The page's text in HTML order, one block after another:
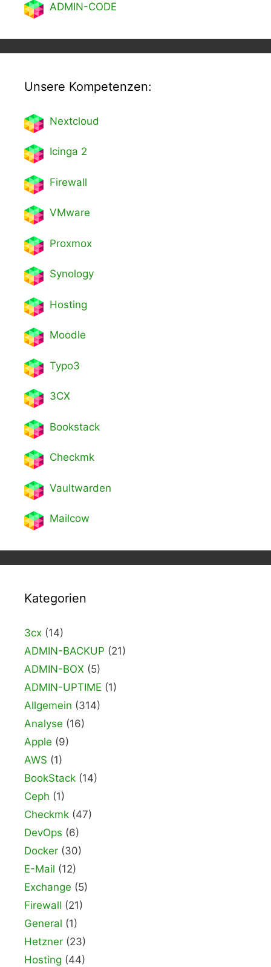
ADMIN-CODE
Unsere Kompetenzen:
Nextcloud
Icinga 2
Firewall
VMware
Proxmox
Synology
Hosting
Moodle
Typo3
3CX
Bookstack
Checkmk
Vaultwarden
Mailcow
Kategorien
3cx (14)
ADMIN-BACKUP (21)
ADMIN-BOX (5)
ADMIN-UPTIME (1)
Allgemein (314)
Analyse (16)
Apple (9)
AWS (1)
BookStack (14)
Ceph (1)
Checkmk (47)
DevOps (6)
Docker (30)
E-Mail (12)
Exchange (5)
Firewall (21)
General (1)
Hetzner (23)
Hosting (44)